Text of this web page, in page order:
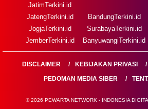
JatimTerkini.id
JatengTerkini.id
JogjaTerkini.id
JemberTerkini.id
BandungTerkini.id
SurabayaTerkini.id
BanyuwangiTerkini.id
DISCLAIMER KEBIJAKAN PRIVASI
PEDOMAN MEDIA SIBER
© 2026 PEWARTA NETWORK - INDONESIA